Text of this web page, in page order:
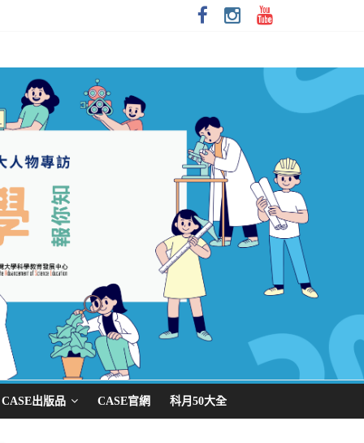
CASE出版品 CASE官網 科月50大全